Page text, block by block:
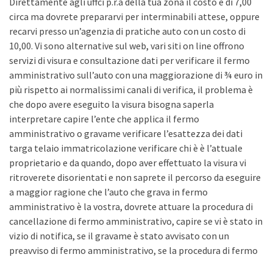
circa ma dovrete prepararvi per interminabili attese, oppure
recarvi presso un’agenzia di pratiche auto con un costo di
10,00. Vi sono alternative sul web, vari siti on line offrono
servizi di visura e consultazione dati per verificare il fermo
amministrativo sull’auto con una maggiorazione di ¾ euro in
più rispetto ai normalissimi canali di verifica, il problema è
che dopo avere eseguito la visura bisogna saperla
interpretare capire l’ente che applica il fermo
amministrativo o gravame verificare l’esattezza dei dati
targa telaio immatricolazione verificare chi è è l’attuale
proprietario e da quando, dopo aver effettuato la visura vi
ritroverete disorientati e non saprete il percorso da eseguire
a maggior ragione che l’auto che grava in fermo
amministrativo è la vostra, dovrete attuare la procedura di
cancellazione di fermo amministrativo, capire se vi è stato in
vizio di notifica, se il gravame è stato avvisato con un
preavviso di fermo amministrativo, se la procedura di fermo